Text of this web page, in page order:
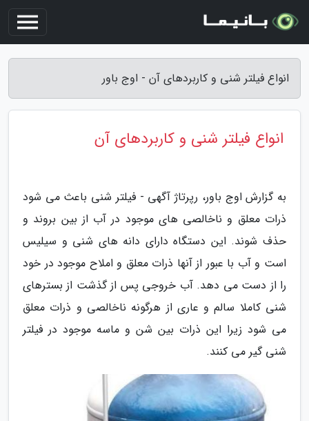
انواع فیلتر شنی و کاربردهای آن - اوج باور
انواع فیلتر شنی و کاربردهای آن
به گزارش اوج باور، رپرتاژ آگهی - فیلتر شنی باعث می شود
ذرات معلق و ناخالصی های موجود در آب از بین بروند و
حذف شوند. این دستگاه دارای دانه های شنی و سیلیس
است و آب با عبور از آنها ذرات معلق و املاح موجود در خود
را از دست می دهد. آب خروجی پس از گذشت از بسترهای
شنی کاملا سالم و عاری از هرگونه ناخالصی و ذرات معلق
می شود زیرا این ذرات بین شن و ماسه موجود در فیلتر
شنی گیر می کنند.